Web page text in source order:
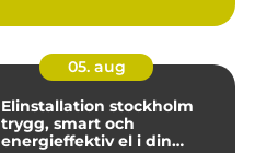
05. aug
Elinstallation stockholm
trygg, smart och
energieffektiv el i din